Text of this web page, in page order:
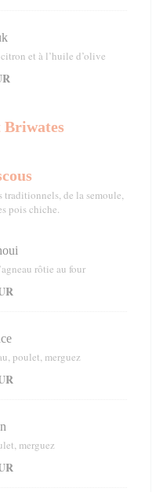
et à l’huile d’olive
Briwates
de la semoule,
pois chiche.
rôtie au four
poulet, merguez
merguez